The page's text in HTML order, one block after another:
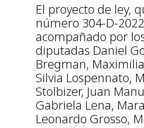
El proyecto de ley,
número 304-D-
acompañado por
diputadas Daniel
Bregman,
Silvia Lospennato,
Stolbizer, Juan
Gabriela Lena,
Leonardo Grosso, Mónica Macha,